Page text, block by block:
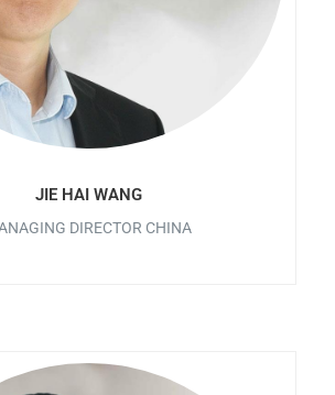
JIE HAI WANG
DIRECTOR CHINA